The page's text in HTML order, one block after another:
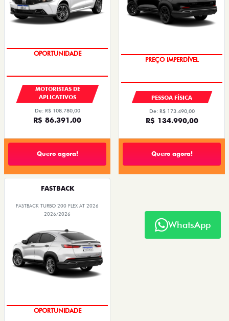
OPORTUNIDADE
MOTORISTAS DE
APLICATIVOS
De: R$ 108.780,00
R$ 86.391,00
Quero agora!
OPORTUNIDADE
PESSOA FÍSICA
De: R$ 173.490,00
R$ 134.990,00
Quero agora!
FASTBACK
FASTBACK TURBO 200 FLEX AT 2026
2026/2026
OPORTUNIDADE
WhatsApp